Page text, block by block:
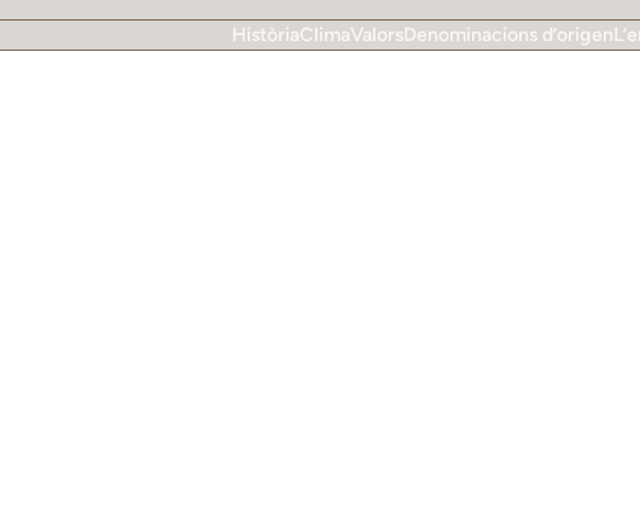
HistòriaClimaValorsDenominacions d’origen